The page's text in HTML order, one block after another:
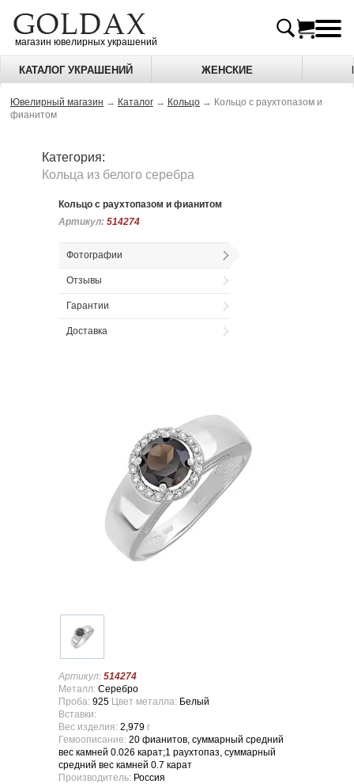
магазин ювелирных украшений
КАТАЛОГ УКРАШЕНИЙ ЖЕНСКИЕ
Ювелирный магазин → Каталог → Кольцо → Кольцо с раухтопазом и
фианитом
Категория:
Кольца из белого серебра
Кольцо с раухтопазом и фианитом
Артикул: 514274
Артикул: 514274
Фотографии
Отзывы
Гарантии
Доставка
Артикул: 514274
Металл: Серебро
Проба: 925 Цвет металла: Белый
Вставки:
Вес изделия: 2,979 г
Гемоописание: 20 фианитов, суммарный средний
вес камней 0.026 карат;1 раухтопаз, суммарный
средний вес камней 0.7 карат
Производитель: Россия